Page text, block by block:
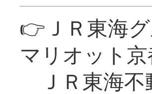
👉ＪＲ東海
マリオット
ＪＲ東海不